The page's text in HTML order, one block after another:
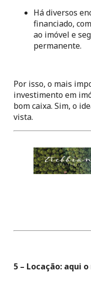
Há diversos
financiado,
ao imóvel e
permanente.
Por isso, o mais
investimento em
bom caixa. Sim, o
vista.
5 – Locação: aqui